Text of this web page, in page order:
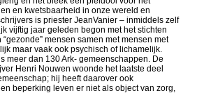
en kwetsbaarheid in onze wereld en
is priester JeanVanier – inmiddels zelf
vijftig jaar geleden begon met het stichten
mensen samen met mensen met
maar vaak ook psychisch of lichamelijk.
meer dan 130 Ark- gemeenschappen. De
Henri Nouwen woonde het laatste deel
hij heeft daarover ook
beperking leven er niet als object van zorg,